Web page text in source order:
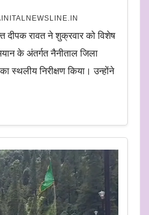
रावत ने शुक्रवार को विशेष
के अंतर्गत नैनीताल जिला
स्थलीय निरीक्षण किया। उन्होंने